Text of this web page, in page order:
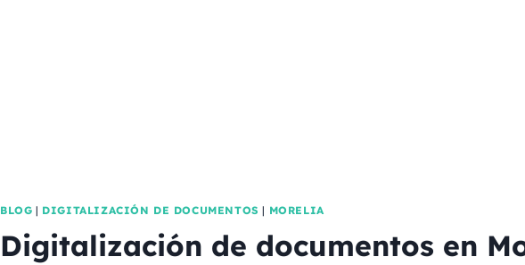
BLOG | DIGITALIZACIÓN DE DOCUMENTOS | MORELIA
Digitalización de documentos en